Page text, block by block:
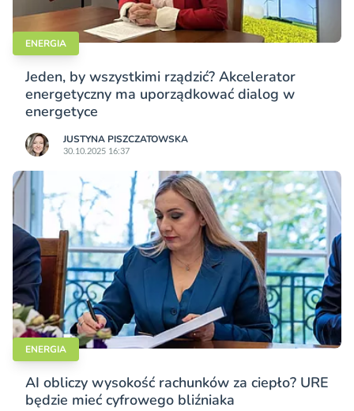
ENERGIA
Jeden, by wszystkimi rządzić? Akcelerator
energetyczny ma uporządkować dialog w
energetyce
JUSTYNA PISZCZATOWSKA
30.10.2025 16:37
ENERGIA
AI obliczy wysokość rachunków za ciepło? URE
będzie mieć cyfrowego bliźniaka